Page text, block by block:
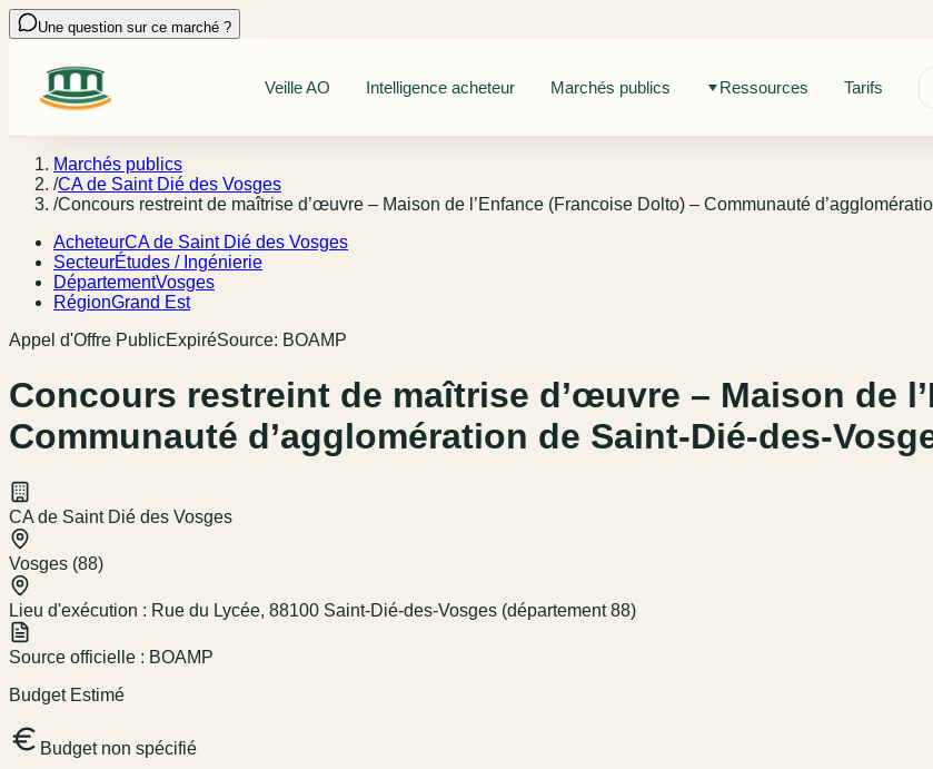
Une question sur ce marché ?
Veille AO Intelligence acheteur Marchés publics Ressources Tarifs
Marchés publics
/CA de Saint Dié des Vosges
/Concours restreint de maîtrise d’œuvre – Maison de l’Enfance (Francoise Dolto) – Communauté
AcheteurCA de Saint Dié des Vosges
SecteurÉtudes / Ingénierie
DépartementVosges
RégionGrand Est
Appel d'Offre PublicExpiréSource: BOAMP
Concours restreint de maîtrise d’œuvre – Maison de
Communauté d’agglomération de Saint-Dié-des-
CA de Saint Dié des Vosges
Vosges (88)
Lieu d'exécution : Rue du Lycée, 88100 Saint-Dié-des-Vosges (département 88)
Source officielle : BOAMP
Budget Estimé
Budget non spécifié